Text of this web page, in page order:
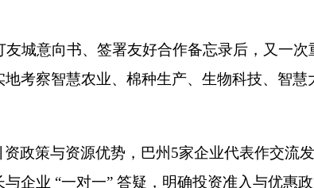
政府网站年度报表
城意向书、签署友好合作备忘录后，又一
考察智慧农业、棉种生产、生物科技、智
政策与资源优势，巴州5家企业代表作交流
企业 “一对一” 答疑，明确投资准入与优惠